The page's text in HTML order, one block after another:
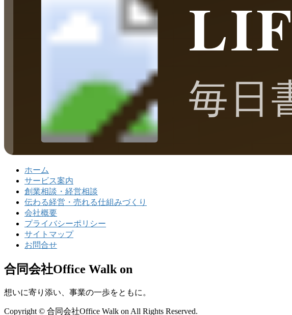
毎日
ホーム
サービス案内
創業相談・経営相談
伝わる経営・売れる仕組みづくり
会社概要
プライバシーポリシー
サイトマップ
お問合せ
合同会社Office Walk on
想いに寄り添い、事業の一歩をともに。
Copyright © 合同会社Office Walk on All Rights Reserved.